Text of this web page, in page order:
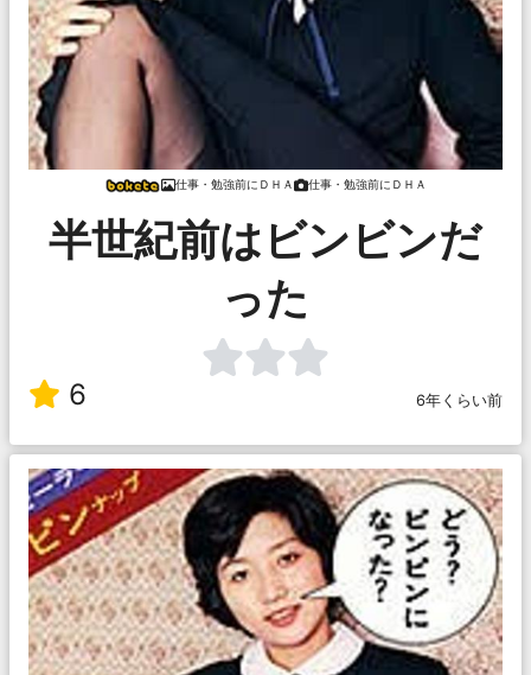
仕事・勉強前にＤＨＡ 仕事・勉強前にＤＨＡ
半世紀前はビンビンだ
った
6 6年くらい前